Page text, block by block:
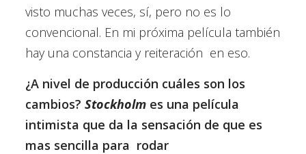
visto muchas veces, sí, pero no es lo
convencional. En mi próxima película también
hay una constancia y reiteración en eso.
¿A nivel de producción cuáles son los
cambios? Stockholmes una película
intimista que da la sensación de que es
mas sencilla para rodar